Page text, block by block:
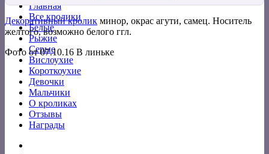
Главная
Все кролики
Белые
Рыжие
Серые
Вислоухие
Короткоухие
Девочки
Мальчики
О кроликах
Отзывы
Награды
Декоративный кролик минор, окрас агути, самец. Носитель
желтого, возможно белого ггл.
Фото от 07.10.16 В линьке